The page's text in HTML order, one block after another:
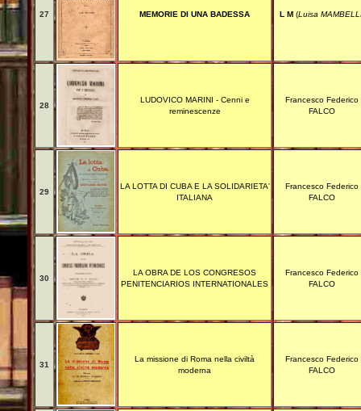
27 MEMORIE DI UNA BADESSA L M(Luisa
28
LUDOVICO MARINI - Cenni e
reminescenze
Francesco Federico
FALCO
29
LA LOTTA DI CUBA E LA SOLIDARIETA'
ITALIANA
Francesco Federico
FALCO
30
LA OBRA DE LOS CONGRESOS
PENITENCIARIOS INTERNATIONALES
Francesco Federico
FALCO
31
La missione di Roma nella civiltà
moderna
Francesco Federico
FALCO